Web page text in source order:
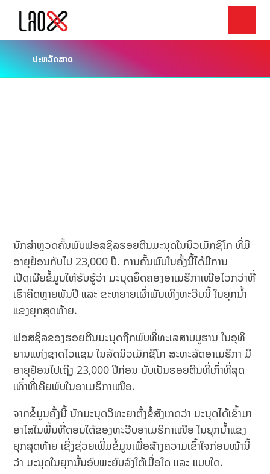
ປະຫວັດສາດ
ນັກສຳຫຼວດຄົ້ນພົບຟອສຊິລຮອຍຕີນມະນຸດໃນນິວເມັກຊິໂກ ທີ່ມີ
ອາຍຸຢ້ອນກັບໄປ 23,000 ປີ. ການຄົ້ນພົບໃນຄັ້ງນີ້ໄດ້ມີການ
ເປີດເຜີຍຂໍ້ມູນໃຫ້ຮັບຮູ້ວ່າ ມະນຸດຍຶດຄອງອາເມຣິກາເໜືອໄວກວ່າທີ່
ເຮົາຄິດຫຼາຍພັນປີ ແລະ ຂະຫຍາຍເຜົ່າພັນເທິງທະວີບນີ້ ໃນຍຸກນ້ຳ
ແຂງຍຸກສຸດທ້າຍ.
ຟອສຊິລຂອງຮອຍຕີນມະນຸດຖືກພົບທີ່ທະເລສາບບູຮານ ໃນອຸທິ
ຍານແຫ່ງຊາດໄວແຊນ ໃນລັດນິວເມັກຊິໂກ ສະຫະລັດອາເມຣິກາ ມີ
ອາຍຸຢ້ອນໄປເຖິງ 23,000 ປີກ່ອນ ນັບເປັນຮອຍຕີນທີ່ເກົ່າທີ່ສຸດ
ເທົ່າທີ່ເຄີຍພົບໃນອາເມຣິກາເໜືອ.
ຈາກຂໍ້ມູນຄັ້ງນີ້ ນັກມະນຸດວິທະຍາຕັ້ງຂໍ້ສັງເກດວ່າ ມະນຸດໄດ້ເຂົ້າມາ
ອາໄສໃນພື້ນທີ່ຕອນໃຕ້ຂອງທະວີບອາເມຣິກາເໜືອ ໃນຍຸກນ້ຳແຂງ
ຍຸກສຸດທ້າຍ ເຊິ່ງຊ່ວຍເພີ່ມຂໍ້ມູນເພື່ອສ້າງຄວາມເຂົ້າໃຈກ່ອນໜ້ານີ້
ວ່າ ມະນຸດໃນຍຸກນັ້ນອົບພະຍົບລົງໃຕ້ເມື່ອໃດ ແລະ ແບບໃດ.